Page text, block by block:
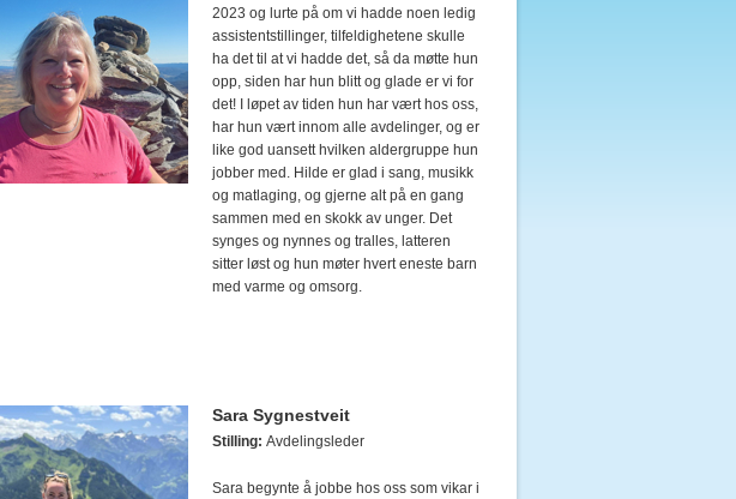
2023 og lurte på om vi hadde noen ledig
assistentstillinger, tilfeldighetene skulle
ha det til at vi hadde det, så da møtte hun
opp, siden har hun blitt og glade er vi for
det! I løpet av tiden hun har vært hos oss,
har hun vært innom alle avdelinger, og er
like god uansett hvilken aldergruppe hun
jobber med. Hilde er glad i sang, musikk
og matlaging, og gjerne alt på en gang
sammen med en skokk av unger. Det
synges og nynnes og tralles, latteren
sitter løst og hun møter hvert eneste barn
med varme og omsorg.
Sara Sygnestveit
Stilling: Avdelingsleder
Sara begynte å jobbe hos oss som vikar i